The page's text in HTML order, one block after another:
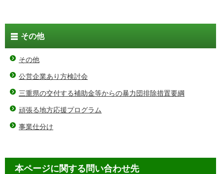
その他
その他
公営企業あり方検討会
三重県の交付する補助金等からの暴力団排除措置要綱
頑張る地方応援プログラム
事業仕分け
本ページに関する問い合わせ先